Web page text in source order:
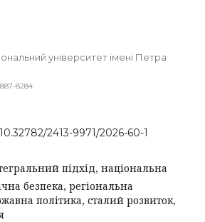
університет імені Петра
8284
2413-9971/2026-60-1
підхід, національна
безпека, регіональна
політика, сталий розвиток,